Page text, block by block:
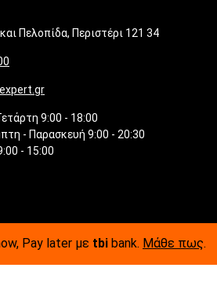
Πελοπίδα, Περιστέρι 121 34
9:00 - 18:00
- Παρασκευή 9:00 - 20:30
- 15:00
Pay later με tbi bank. Μάθε πως.